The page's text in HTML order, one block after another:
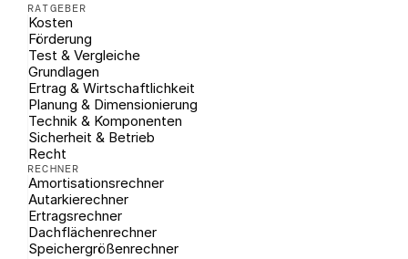
RATGEBER
Kosten
Förderung
Test & Vergleiche
Grundlagen
Ertrag & Wirtschaftlichkeit
Planung & Dimensionierung
Technik & Komponenten
Sicherheit & Betrieb
Recht
RECHNER
Amortisationsrechner
Autarkierechner
Ertragsrechner
Dachflächenrechner
Speichergrößenrechner